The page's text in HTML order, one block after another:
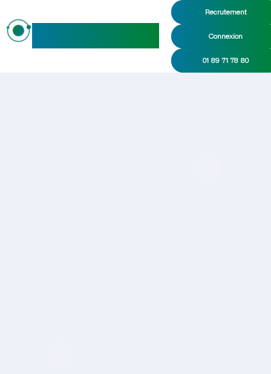
Recrutement
Connexion
01 89 71 78 80